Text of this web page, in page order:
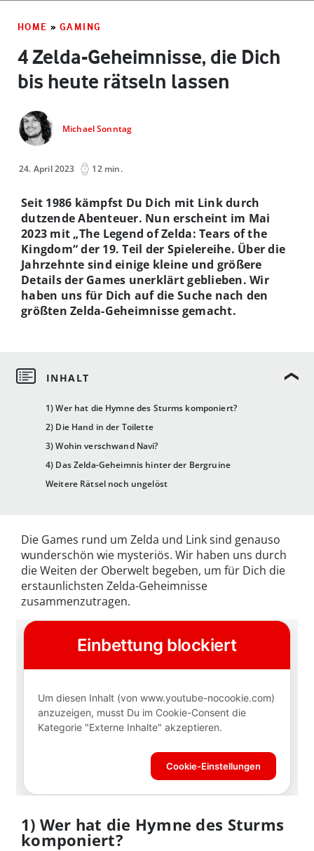
HOME » GAMING
4 Zelda-Geheimnisse, die Dich
bis heute rätseln lassen
Michael Sonntag
24. April 2023 12 min.
1) Wer hat die Hymne des Sturms komponiert?
2) Die Hand in der Toilette
3) Wohin verschwand Navi?
4) Das Zelda-Geheimnis hinter der Bergruine
Weitere Rätsel noch ungelöst
Seit 1986 kämpfst Du Dich mit Link durch
dutzende Abenteuer. Nun erscheint im Mai
2023 mit „The Legend of Zelda: Tears of the
Kingdom“ der 19. Teil der Spielereihe. Über die
Jahrzehnte sind einige kleine und größere
Details der Games unerklärt geblieben. Wir
haben uns für Dich auf die Suche nach den
größten Zelda-Geheimnisse gemacht.
Die Games rund um Zelda und Link sind genauso
wunderschön wie mysteriös. Wir haben uns durch
die Weiten der Oberwelt begeben, um für Dich die
erstaunlichsten Zelda-Geheimnisse
zusammenzutragen.
1) Wer hat die Hymne des Sturms
komponiert?